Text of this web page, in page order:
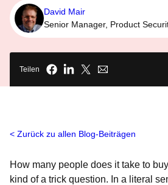
David Mair
Senior Manager, Product
Teilen
Zurück zu allen Blog-Beiträgen
How many people does it take to
kind of a trick question. In a literal